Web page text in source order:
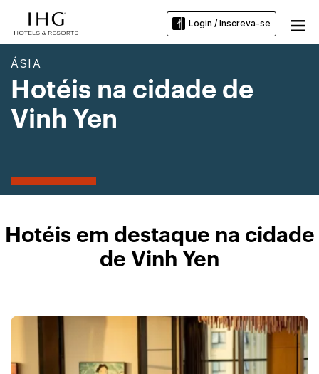
Login / Inscreva-se
ÁSIA
Hotéis na cidade de
Vinh Yen
Hotéis em destaque na cidade
de Vinh Yen